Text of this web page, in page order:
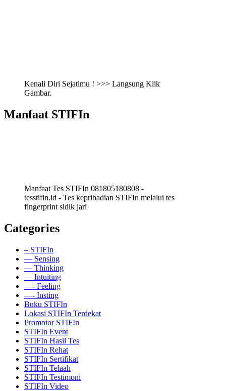
Kenali Diri Sejatimu ! >>> Langsung Klik
Gambar.
Manfaat STIFIn
Manfaat Tes STIFIn 081805180808 -
tesstifin.id - Tes kepribadian STIFIn melalui tes
fingerprint sidik jari
Categories
– STIFIn
— Sensing
— Thinking
— Intuiting
—- Feeling
—- Insting
Buku STIFIn
Lokasi STIFIn Terdekat
Promotor STIFIn
STIFIn Event
STIFIn Hasil Tes
STIFIn Rehat
STIFIn Sertifikat
STIFIn Telaah
STIFIn Testimoni
STIFIn Video